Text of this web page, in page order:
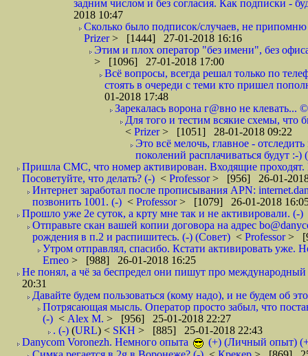
задним числом и без согласия. Как подписки -
2018 10:47
Сколько было подписок/случаев, не
Prizer> [1444] 27-01-2018 16:16
Этим и плох оператор "без имени", без
> [1096] 27-01-2018 17:00
Всё вопросы, всегда решал только по
стоять в очереди с теми кто пришел
01-2018 17:48
Зарекалась ворона г@вно не клевать...
Для того и тестим всякие схемы, что
< Prizer> [1051] 28-01-2018 09:22
Это всё мелочь, главное -
поколений расплачиваться будут :-)
Пришла СМС, что номер активирован. Входящие проходят.
Посоветуйте, что делать? (-) < Professor> [956] 26-01-
Интернет заработал после прописывания APN:
позвонить 1001. (-) < Professor> [1079] 26-01-2018
Прошло уже 2е суток, а крту мне так и не активировали. (-)
Отправьте скан вашей копии договора на адрес
рождения в п.2 и распишитесь. (-) (Совет) < Professor>
Утром отправлял, спасибо. Кстати активировать уже.
Erneo > [988] 26-01-2018 16:25
Не понял, а чё за беспредел они пишут про
20:31
Давайте будем пользоваться (кому надо), и не будем об
Потрясающая мысль. Оператор просто забыл, что
(-) < Alex M. > [956] 25-01-2018 22:27
. (-) (URL) < SKH > [885] 25-01-2018 22:43
Danycom Voronezh. Немного опыта
(+) (Личный опыт)